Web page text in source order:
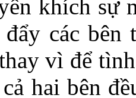
khích sự
các bên
vì để
hai bên